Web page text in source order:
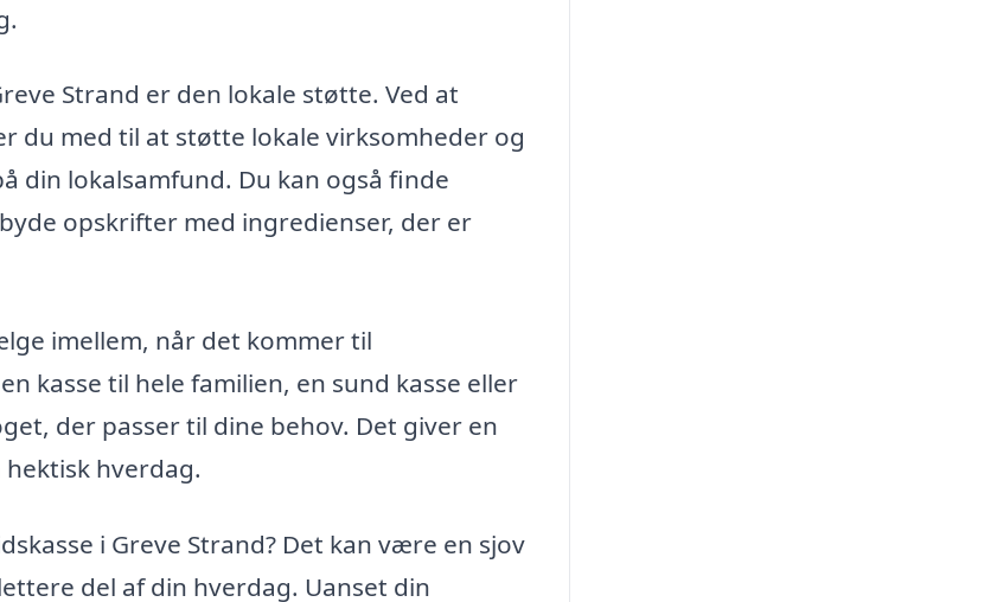
Strand er den lokale støtte. Ved at
du med til at støtte lokale virksomheder og
din lokalsamfund. Du kan også finde
opskrifter med ingredienser, der er
imellem, når det kommer til
kasse til hele familien, en sund kasse eller
der passer til dine behov. Det giver en
hverdag.
i Greve Strand? Det kan være en sjov
del af din hverdag. Uanset din